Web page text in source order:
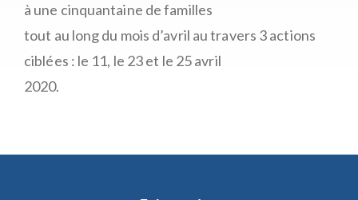
à une cinquantaine de familles
tout au long du mois d’avril au travers 3 actions
ciblées : le 11, le 23 et le 25 avril
2020.